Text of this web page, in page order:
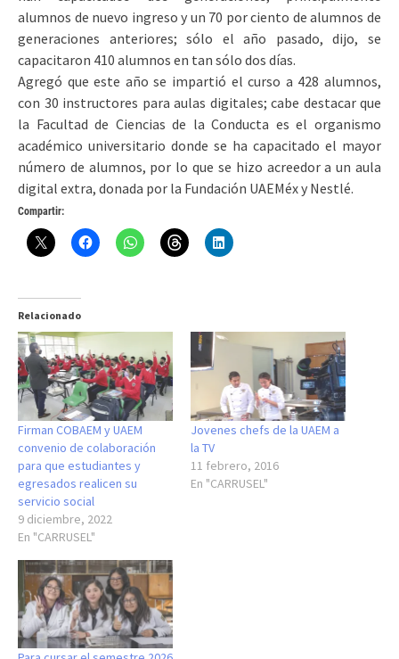
alumnos de nuevo ingreso y un 70 por ciento de alumnos de
generaciones anteriores; sólo el año pasado, dijo, se
capacitaron 410 alumnos en tan sólo dos días.
Agregó que este año se impartió el curso a 428 alumnos,
con 30 instructores para aulas digitales; cabe destacar que
la Facultad de Ciencias de la Conducta es el organismo
académico universitario donde se ha capacitado el mayor
número de alumnos, por lo que se hizo acreedor a un aula
digital extra, donada por la Fundación UAEMéx y Nestlé.
Compartir:
Relacionado
Firman COBAEM y UAEM
convenio de colaboración
para que estudiantes y
egresados realicen su
servicio social
9 diciembre, 2022
En "CARRUSEL"
Jovenes chefs de la UAEM a
la TV
11 febrero, 2016
En "CARRUSEL"